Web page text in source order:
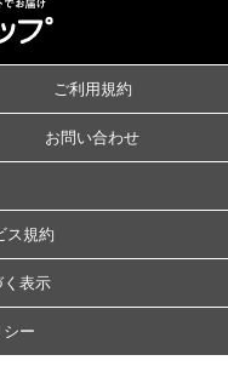
ご利用規約
お問い合わせ
ス規約
く表示
ー